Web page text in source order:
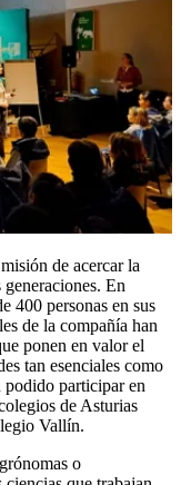
de acercar la
En
400 personas en sus
de la compañía han
ponen en valor el
tan esenciales como
participar en
de Asturias
Vallín.
o